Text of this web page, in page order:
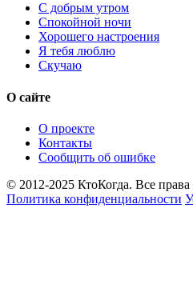
С добрым утром
Спокойной ночи
Хорошего настроения
Я тебя люблю
Скучаю
О сайте
О проекте
Контакты
Сообщить об ошибке
© 2012-2025 КтоКогда. Все
Политика конфиденциальности